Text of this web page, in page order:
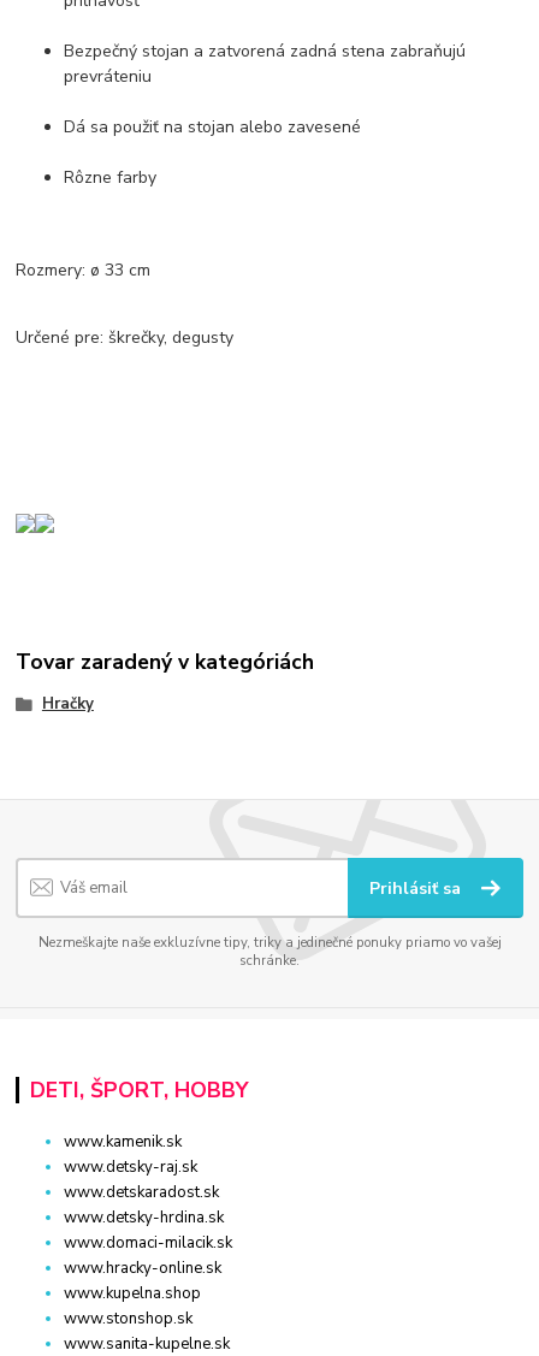
Bezpečný stojan a zatvorená zadná stena zabraňujú
prevráteniu
Dá sa použiť na stojan alebo zavesené
Rôzne farby
Rozmery: ø 33 cm
Určené pre: škrečky, degusty
Tovar zaradený v kategóriách
Hračky
Prihlásiť sa
Nezmeškajte naše exkluzívne tipy, triky a jedinečné ponuky priamo vo vašej
schránke.
DETI, ŠPORT, HOBBY
www.kamenik.sk
www.detsky-raj.sk
www.detskaradost.sk
www.detsky-hrdina.sk
www.domaci-milacik.sk
www.hracky-online.sk
www.kupelna.shop
www.stonshop.sk
www.sanita-kupelne.sk